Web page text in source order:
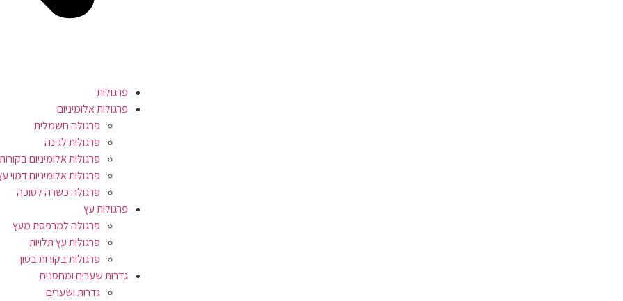
פרגולות
פרגולות אלומיניום
פרגולה חשמלית
פרגולות לגינה
פרגולות אלומיניום
פרגולות אלומיניום דמוי
פרגולה כשרה לסוכה
פרגולות עץ
פרגולה למרפסת מעץ
פרגולות עץ תלויות
פרגולות בקורות בטון
גדרות שערים ומחסנים
גדרות ושערים